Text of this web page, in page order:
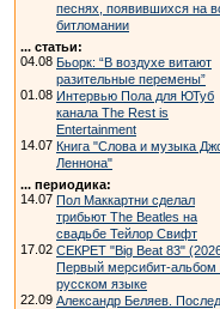
песнях, появившихся на
битломании
... статьи:
04.08 Бьорк: “В воздухе витают
разительные перемены”
01.08 Интервью Пола для ЮТуб
канала The Rest is
Entertainment
14.07 Книга "Слова и музыка
Леннона"
... периодика:
14.07 Пол Маккартни сделал
трибьют The Beatles на
свадьбе Тейлор Свифт
17.02 СЕКРЕТ "Big Beat 83"
Первый мерсибит-альбом
русском языке
22.09 Александр Беляев.